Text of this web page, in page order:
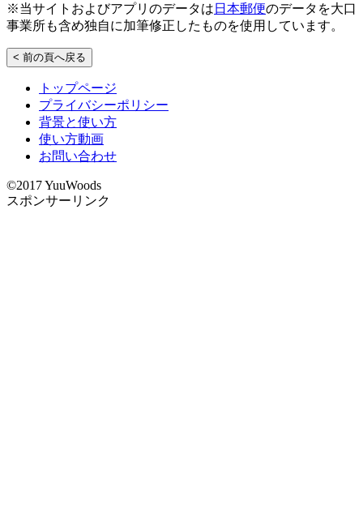
※当サイトおよびアプリのデータは 日本郵便のデータを大口
事業所も含め独自に加筆修正したものを使用しています。
< 前の頁へ戻る
トップページ
プライバシーポリシー
背景と使い方
使い方動画
お問い合わせ
©2017 YuuWoods
スポンサーリンク